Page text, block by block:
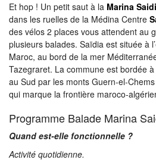
Et hop ! Un petit saut à la Marina
dans les ruelles de la Médina Centre
des vélos 2 places vous attendent au
plusieurs balades. Saïdia est située à
Maroc, au bord de la mer
Tazegraret. La commune est bordée
au Sud par les monts Guern-el-Chems
qui marque la frontière maroco-
Programme Balade Marina
Quand est-elle fonctionnelle ?
Activité quotidienne.